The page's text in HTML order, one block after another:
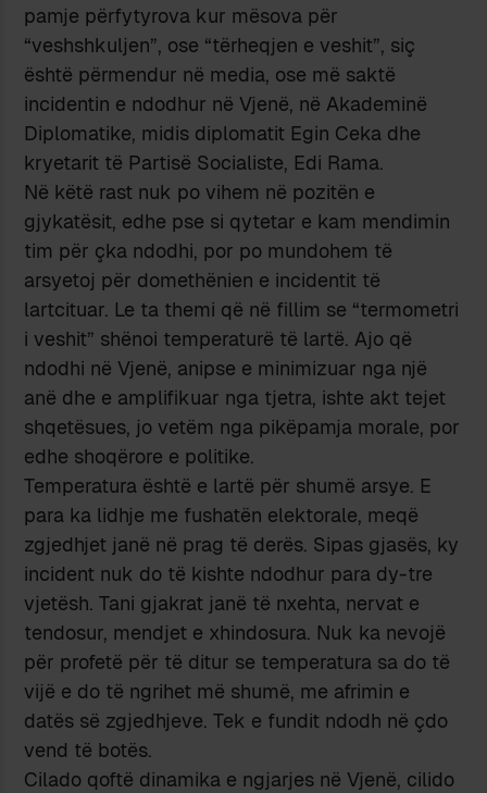
pamje përfytyrova kur mësova për
“veshshkuljen”, ose “tërheqjen e veshit”, siç
është përmendur në media, ose më saktë
incidentin e ndodhur në Vjenë, në Akademinë
Diplomatike, midis diplomatit Egin Ceka dhe
kryetarit të Partisë Socialiste, Edi Rama.
Në këtë rast nuk po vihem në pozitën e
gjykatësit, edhe pse si qytetar e kam mendimin
tim për çka ndodhi, por po mundohem të
arsyetoj për domethënien e incidentit të
lartcituar. Le ta themi që në fillim se “termometri
i veshit” shënoi temperaturë të lartë. Ajo që
ndodhi në Vjenë, anipse e minimizuar nga një
anë dhe e amplifikuar nga tjetra, ishte akt tejet
shqetësues, jo vetëm nga pikëpamja morale, por
edhe shoqërore e politike.
Temperatura është e lartë për shumë arsye. E
para ka lidhje me fushatën elektorale, meqë
zgjedhjet janë në prag të derës. Sipas gjasës, ky
incident nuk do të kishte ndodhur para dy-tre
vjetësh. Tani gjakrat janë të nxehta, nervat e
tendosur, mendjet e xhindosura. Nuk ka nevojë
për profetë për të ditur se temperatura sa do të
vijë e do të ngrihet më shumë, me afrimin e
datës së zgjedhjeve. Tek e fundit ndodh në çdo
vend të botës.
Cilado qoftë dinamika e ngjarjes në Vjenë, cilido